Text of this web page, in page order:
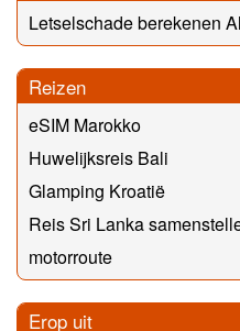
Letselschade berekenen
Reizen
eSIM Marokko
Huwelijksreis Bali
Glamping Kroatië
Reis Sri Lanka
motorroute
Erop uit